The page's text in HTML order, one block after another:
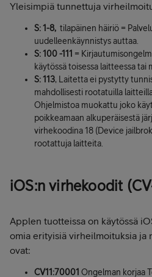
Yleisimpiä tunnettuja
S: 1-8, tilapäinen häiriö =
uudelleenkäynnistys auttaa.
S: 100 -111 =
käytössä toisessa laitteessa tai
S: 113, Laitetta ei pystytty
mahdollisesti rootatuilla
Ohjelmistoa muokattu joko
poikkeamaan alkuperäisestä
virhekoodina 18 (Device
rootattuja laitteita.
iOS:n virhekoodit
Applen tuotteissa on käytössä
omia erityisiä virheilmoituksia ja
ovat:
CV11:70001 Ongelman korjaa